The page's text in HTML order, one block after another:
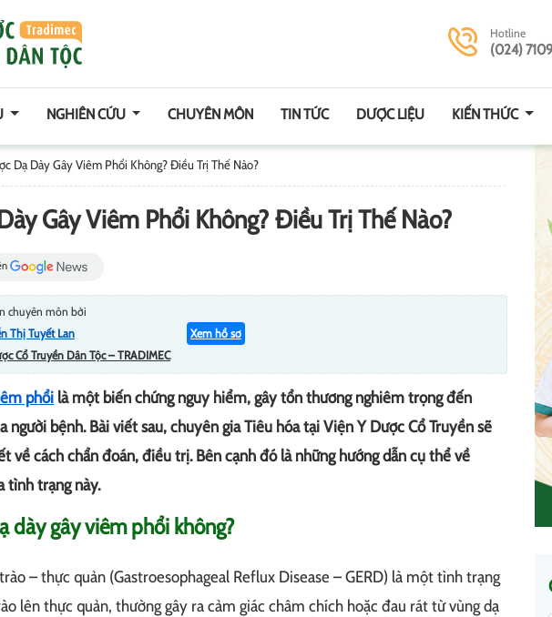
Hotline
(024)
NGHIÊN CỨU CHUYÊN MÔN TIN TỨC DƯỢC LIỆU KIẾN THỨC
Dạ Dày Gây Viêm Phổi Không? Điều Trị Thế Nào?
Gây Viêm Phổi Không? Điều Trị Thế Nào?
chuyên môn bởi
Thị Tuyết Lan
Cổ Truyền Dân Tộc – TRADIMEC
Xem hồ sơ
phổi là một biến chứng nguy hiểm, gây tổn thương nghiêm trọng đến
người bệnh. Bài viết sau, chuyên gia Tiêu hóa tại Viện Y Dược Cổ Truyền sẽ
về cách chẩn đoán, điều trị. Bên cạnh đó là những hướng dẫn cụ thể về
tình trạng này.
dày gây viêm phổi không?
– thực quản (Gastroesophageal Reflux Disease – GERD) là một tình trạng
lên thực quản, thường gây ra cảm giác châm chích hoặc đau rát từ vùng dạ